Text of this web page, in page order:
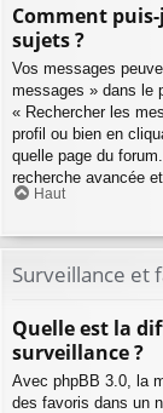
Comment
sujets ?
Vos messages
messages » dans le
« Rechercher les
profil ou bien en
quelle page du
recherche avancée
Haut
Surveillance et
Quelle est la
surveillance ?
Avec phpBB 3.0, la
des favoris dans un